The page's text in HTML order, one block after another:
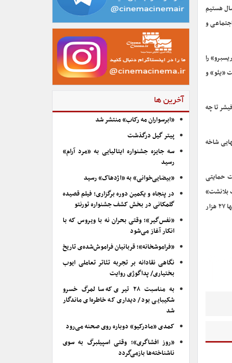
هستیم
و
را
«یئو» و
تا چه
ویلیامز» (فابلمن‌ها) و «میشل یئو» (همه چیز همه جا به یکباره)، ۵ نامزد نهایی شاخه
حمایتی
بلانشت»
حتی در سخنرانی پس از کسب جایزه انتخاب منتقدان نیز نام «آندره‌آ ریسبرو» را آورد. این فیلم بر اساس اطلاعات مندرج در سایت «باکس‌آفیس موجو» تنها ۲۷ هزار
آخرین ها
«ابرسواران مه رکاب» منتشر شد
پیتر گیل درگذشت
سه جایزه جشنواره ایتالیایی به «مرد آرام»
رسید
«بیضایی‌خوانی» به «اژدهاک» رسید
در پنجاه و یکمین دوره برگزاری؛ فیلم قصیده
گلمکانی در بخش کشف جشنواره تورنتو
«نفس‌گیر»؛ وقتی بحران نه با ویروس که با
انکار آغاز می‌شود
«فراموشخانه»؛ قربانیان فراموش‌شده‌ی تاریخ
نگاهی نقادانه بر تجربه تئاتر تعاملی ایوب
بختیاری/ پداگوژی روایت
به مناسبت ۲۸ تیری که سالمرگ خسرو
شکیبایی بود/ دیداری که خاطره‌ای ماندگار
شد
کمدی «مادرکیو» دوباره روی صحنه می‌رود
«روز افشاگری»؛ وقتی اسپیلبرگ به سوی
ناشناخته‌ها بازمی‌گردد